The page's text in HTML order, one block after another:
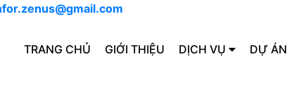
TRANG CHỦ GIỚI THIỆU DỊCH VỤ DỰ ÁN